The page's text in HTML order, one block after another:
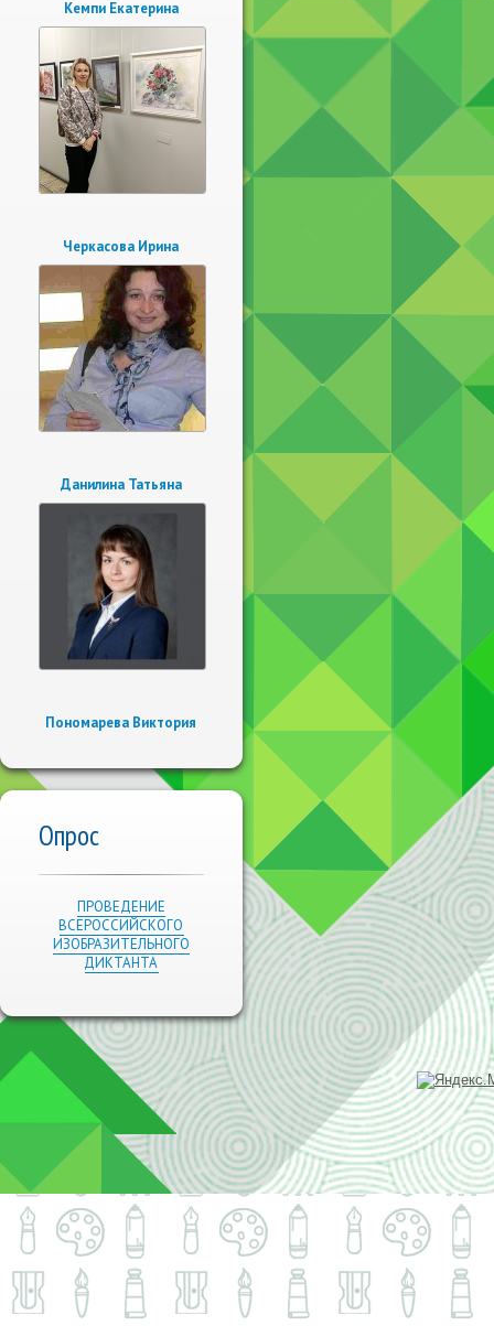
Кемпи Екатерина
Черкасова Ирина
Данилина Татьяна
Пономарева Виктория
Опрос
ПРОВЕДЕНИЕ
ВСЕРОССИЙСКОГО
ИЗОБРАЗИТЕЛЬНОГО
ДИКТАНТА